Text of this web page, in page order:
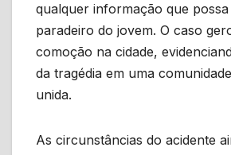
qualquer informação que
paradeiro do jovem. O caso
comoção na cidade,
da tragédia em uma
unida.
As circunstâncias do acidente